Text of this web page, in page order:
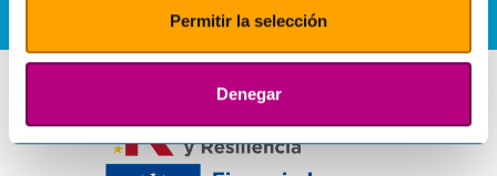
Permitir la selección
Denegar